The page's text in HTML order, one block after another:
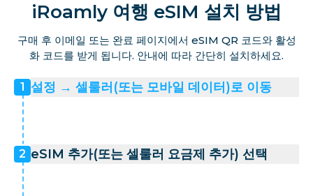
iRoamly 여행 eSIM 설치 방법
구매 후 이메일 또는 완료 페이지에서 eSIM QR 코드와 활성
화 코드를 받게 됩니다. 안내에 따라 간단히 설치하세요.
1 설정 → 셀룰러(또는 모바일 데이터)로 이동
2 eSIM 추가(또는 셀룰러 요금제 추가) 선택